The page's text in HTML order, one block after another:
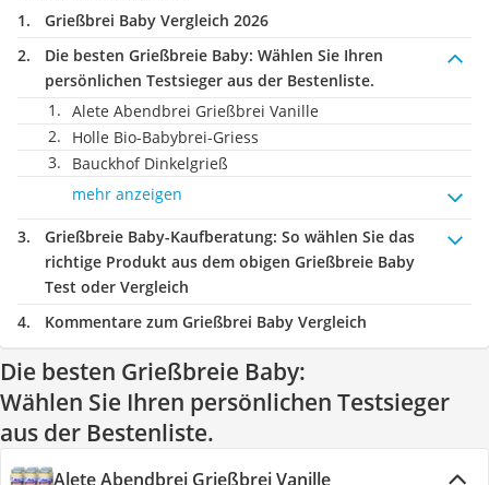
Grießbrei Baby Vergleich 2026
Die besten Grießbreie Baby: Wählen Sie Ihren
persönlichen Testsieger aus der Bestenliste.
Alete Abendbrei Grießbrei Vanille
Holle Bio-Babybrei-Griess
Bauckhof Dinkelgrieß
mehr anzeigen
Grießbreie Baby-Kaufberatung: So wählen Sie das
richtige Produkt aus dem obigen Grießbreie Baby
Test oder Vergleich
Kommentare zum Grießbrei Baby Vergleich
Die besten Grießbreie Baby:
Wählen Sie Ihren persönlichen Testsieger
aus der Bestenliste.
Alete Abendbrei Grießbrei Vanille